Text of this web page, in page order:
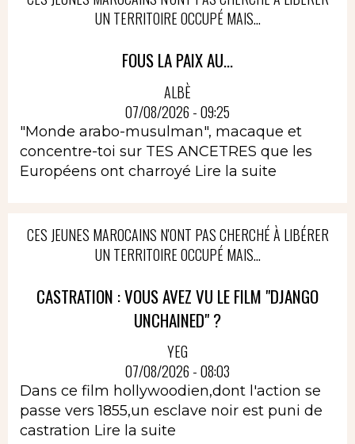
UN TERRITOIRE OCCUPÉ MAIS...
FOUS LA PAIX AU...
ALBÈ
07/08/2026 - 09:25
"Monde arabo-musulman", macaque et
concentre-toi sur TES ANCETRES que les
Européens ont charroyé Lire la suite
CES JEUNES MAROCAINS N'ONT PAS CHERCHÉ À LIBÉRER
UN TERRITOIRE OCCUPÉ MAIS...
CASTRATION : VOUS AVEZ VU LE FILM "DJANGO
UNCHAINED" ?
YEG
07/08/2026 - 08:03
Dans ce film hollywoodien,dont l'action se
passe vers 1855,un esclave noir est puni de
castration Lire la suite